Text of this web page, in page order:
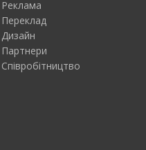
Реклама
Переклад
Дизайн
Партнери
Співробітництво